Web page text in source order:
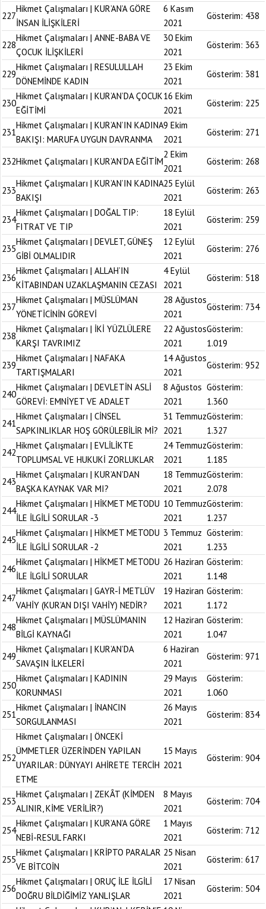
227
Hikmet Çalışmaları | KUR’AN’A GÖRE
İNSAN İLİŞKİLERİ
6 Kasım
2021
Gösterim: 438
228
Hikmet Çalışmaları | ANNE-BABA VE
ÇOCUK İLİŞKİLERİ
30 Ekim
2021
Gösterim: 363
229
Hikmet Çalışmaları | RESULULLAH
DÖNEMİNDE KADIN
23 Ekim
2021
Gösterim: 381
230
Hikmet Çalışmaları | KUR’AN’DA ÇOCUK
EĞİTİMİ
16 Ekim
2021
Gösterim: 225
231
Hikmet Çalışmaları | KUR’AN’IN KADINA
BAKIŞI: MARUFA UYGUN DAVRANMA
9 Ekim
2021
Gösterim: 271
232Hikmet Çalışmaları | KUR’AN’DA EĞİTİM
2 Ekim
2021
Gösterim: 268
233
Hikmet Çalışmaları | KUR’AN’IN KADINA
BAKIŞI
25 Eylül
2021
Gösterim: 263
234
Hikmet Çalışmaları | DOĞAL TIP:
FITRAT VE TIP
18 Eylül
2021
Gösterim: 259
235
Hikmet Çalışmaları | DEVLET, GÜNEŞ
GİBİ OLMALIDIR
12 Eylül
2021
Gösterim: 276
236
Hikmet Çalışmaları | ALLAH’IN
KİTABINDAN UZAKLAŞMANIN CEZASI
4 Eylül
2021
Gösterim: 518
237
Hikmet Çalışmaları | MÜSLÜMAN
YÖNETİCİNİN GÖREVİ
28 Ağustos
2021
Gösterim: 734
238
Hikmet Çalışmaları | İKİ YÜZLÜLERE
KARŞI TAVRIMIZ
22 Ağustos
2021
Gösterim:
1.019
239
Hikmet Çalışmaları | NAFAKA
TARTIŞMALARI
14 Ağustos
2021
Gösterim: 952
240
Hikmet Çalışmaları | DEVLETİN ASLİ
GÖREVİ: EMNİYET VE ADALET
8 Ağustos
2021
Gösterim:
1.360
241
Hikmet Çalışmaları | CİNSEL
SAPKINLIKLAR HOŞ GÖRÜLEBİLİR Mİ?
31 Temmuz
2021
Gösterim:
1.327
242
Hikmet Çalışmaları | EVLİLİKTE
TOPLUMSAL VE HUKUKİ ZORLUKLAR
24 Temmuz
2021
Gösterim:
1.185
243
Hikmet Çalışmaları | KUR’AN’DAN
BAŞKA KAYNAK VAR MI?
18 Temmuz
2021
Gösterim:
2.078
244
Hikmet Çalışmaları | HİKMET METODU
İLE İLGİLİ SORULAR -3
10 Temmuz
2021
Gösterim:
1.237
245
Hikmet Çalışmaları | HİKMET METODU
İLE İLGİLİ SORULAR -2
3 Temmuz
2021
Gösterim:
1.233
246
Hikmet Çalışmaları | HİKMET METODU
İLE İLGİLİ SORULAR
26 Haziran
2021
Gösterim:
1.148
247
Hikmet Çalışmaları | GAYR-İ METLÜV
VAHİY (KUR’AN DIŞI VAHİY) NEDİR?
19 Haziran
2021
Gösterim:
1.172
248
Hikmet Çalışmaları | MÜSLÜMANIN
BİLGİ KAYNAĞI
12 Haziran
2021
Gösterim:
1.047
249
Hikmet Çalışmaları | KUR’AN’DA
SAVAŞIN İLKELERİ
6 Haziran
2021
Gösterim: 971
250
Hikmet Çalışmaları | KADININ
KORUNMASI
29 Mayıs
2021
Gösterim:
1.060
251
Hikmet Çalışmaları | İNANCIN
SORGULANMASI
26 Mayıs
2021
Gösterim: 834
252
Hikmet Çalışmaları | ÖNCEKİ
ÜMMETLER ÜZERİNDEN YAPILAN
UYARILAR: DÜNYAYI AHİRETE TERCİH
ETME
15 Mayıs
2021
Gösterim: 904
253
Hikmet Çalışmaları | ZEKÂT (KİMDEN
ALINIR, KİME VERİLİR?)
8 Mayıs
2021
Gösterim: 704
254
Hikmet Çalışmaları | KUR’AN’A GÖRE
NEBİ-RESUL FARKI
1 Mayıs
2021
Gösterim: 712
255
Hikmet Çalışmaları | KRİPTO PARALAR
VE BİTCOİN
25 Nisan
2021
Gösterim: 617
256
Hikmet Çalışmaları | ORUÇ İLE İLGİLİ
DOĞRU BİLDİĞİMİZ YANLIŞLAR
17 Nisan
2021
Gösterim: 504